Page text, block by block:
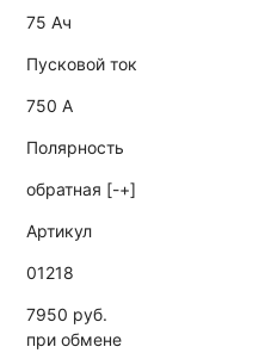
75 Ач
Пусковой ток
750 А
Полярность
обратная [-+]
Артикул
01218
7950 руб.
при обмене